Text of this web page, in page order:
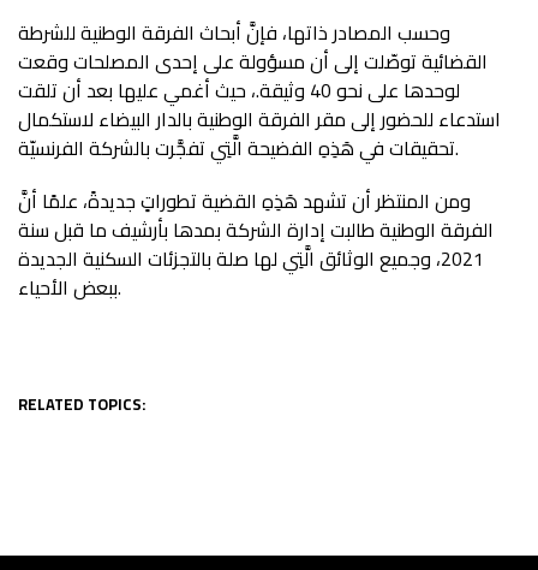
وحسب المصادر ذاتها، فإنَّ أبحاث الفرقة الوطنية للشرطة
القضائية توصّلت إلى أن مسؤولة على إحدى المصلحات وقعت
لوحدها على نحو 40 وثيقة.، حيث أغمي عليها بعد أن تلقت
استدعاء للحضور إلى مقر الفرقة الوطنية بالدار البيضاء لاستكمال
تحقيقات في هَذِهِ الفضيحة الَّتِي تفجَّرت بالشركة الفرنسيّة.
ومن المنتظر أن تشهد هَذِهِ القضية تطوراتٍ جديدةً، علمًا أنَّ
الفرقة الوطنية طالبت إدارة الشركة بمدها بأرشيف ما قبل سنة
2021، وجميع الوثائق الَّتِي لها صلة بالتجزئات السكنية الجديدة
ببعض الأحياء.
RELATED TOPICS: